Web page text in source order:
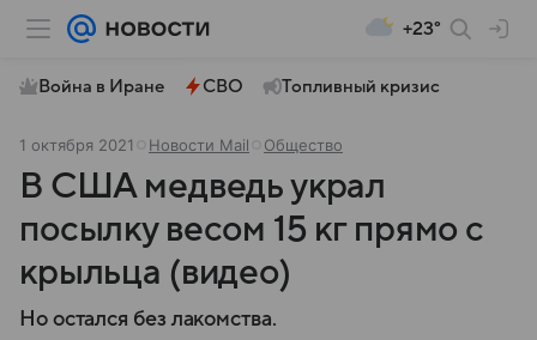
+23°
Война в Иране СВО Топливный кризис
1 октября 2021 Новости Mail Общество
В США медведь украл
посылку весом 15 кг прямо с
крыльца (видео)
Но остался без лакомства.